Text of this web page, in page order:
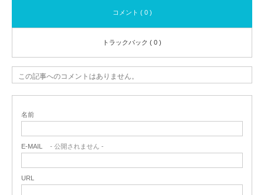
コメント ( 0 )
トラックバック ( 0 )
この記事へのコメントはありません。
名前
E-MAIL - 公開されません -
URL